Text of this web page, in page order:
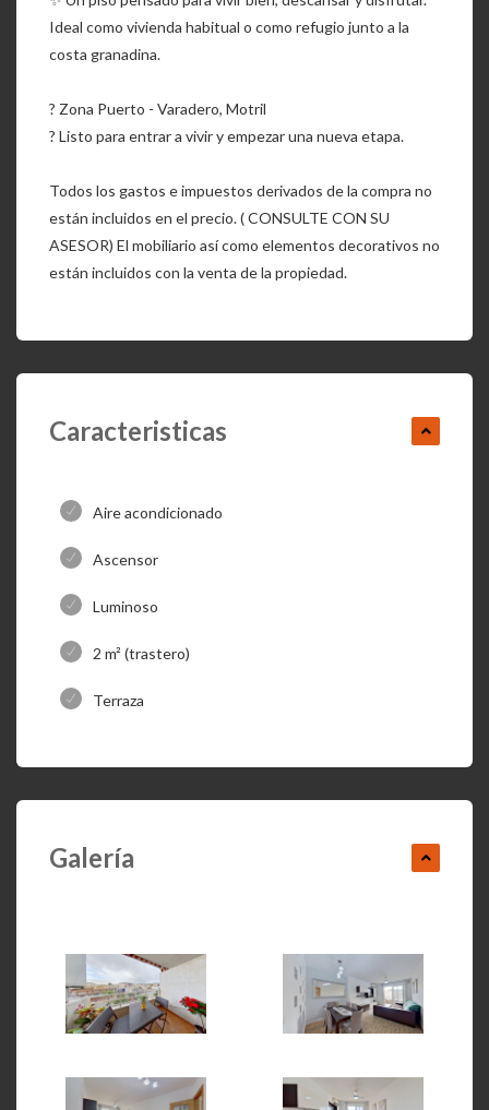
Ideal como vivienda habitual o como refugio junto a la
costa granadina.
? Zona Puerto - Varadero, Motril
? Listo para entrar a vivir y empezar una nueva etapa.
Todos los gastos e impuestos derivados de la compra no
están incluidos en el precio. ( CONSULTE CON SU
ASESOR) El mobiliario así como elementos decorativos no
están incluidos con la venta de la propiedad.
Caracteristicas
Aire acondicionado
Ascensor
Luminoso
2 m² (trastero)
Terraza
Galería